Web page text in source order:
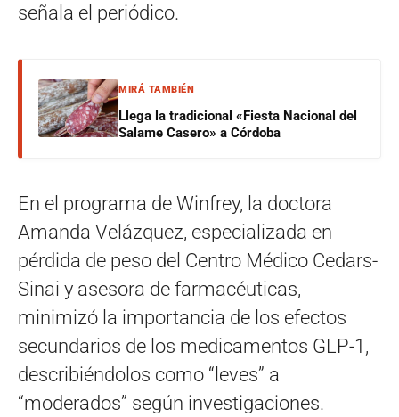
señala el periódico.
MIRÁ TAMBIÉN
Llega la tradicional «Fiesta Nacional del
Salame Casero» a Córdoba
En el programa de Winfrey, la doctora
Amanda Velázquez, especializada en
pérdida de peso del Centro Médico Cedars-
Sinai y asesora de farmacéuticas,
minimizó la importancia de los efectos
secundarios de los medicamentos GLP-1,
describiéndolos como “leves” a
“moderados” según investigaciones.